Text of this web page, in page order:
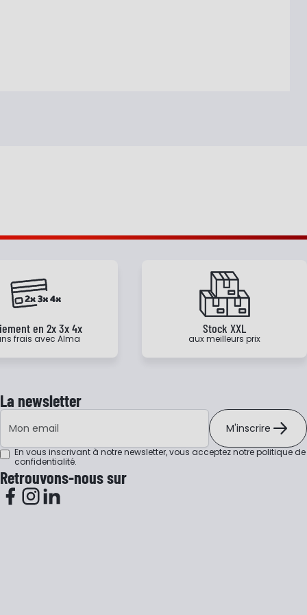
en 2x 3x 4x
frais avec Alma
Stock XXL
aux meilleurs prix
La newsletter
Adresse e-mail
M'inscrire
En vous inscrivant à notre newsletter, vous acceptez notrepolitique de
confidentialité.
Retrouvons-nous sur